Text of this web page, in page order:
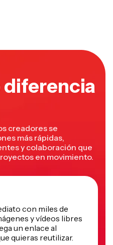
diferencia
creadores se
más rápidas,
y colaboración que
en movimiento.
con miles de
y vídeos libres
un enlace al
quieras reutilizar.